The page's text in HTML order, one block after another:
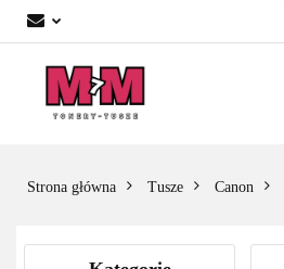
Strona główna Tusze Canon